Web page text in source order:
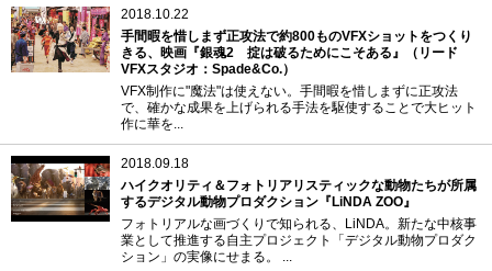
2018.10.22
手間暇を惜しまず正攻法で約800ものVFXショットをつくり
きる、映画『銀魂2 掟は破るためにこそある』（リード
VFXスタジオ：Spade&Co.）
VFX制作に"魔法"は使えない。手間暇を惜しまずに正攻法
で、確かな成果を上げられる手法を駆使することで大ヒット
作に華を...
2018.09.18
ハイクオリティ＆フォトリアリスティックな動物たちが所属
するデジタル動物プロダクション『LiNDA ZOO』
フォトリアルな画づくりで知られる、LiNDA。新たな中核事
業として推進する自主プロジェクト「デジタル動物プロダク
ション」の実像にせまる。 ...